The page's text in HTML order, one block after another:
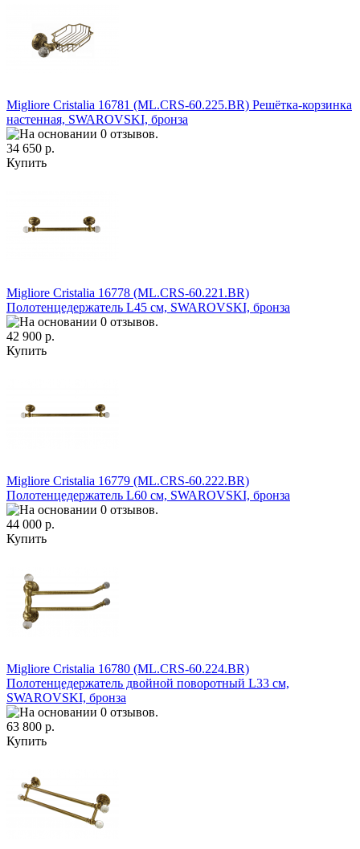
Migliore Cristalia 16781 (ML.CRS-60.225.BR) Решётка-корзинка
настенная, SWAROVSKI, бронза
34 650 р.
Купить
Migliore Cristalia 16778 (ML.CRS-60.221.BR)
Полотенцедержатель L45 см, SWAROVSKI, бронза
42 900 р.
Купить
Migliore Cristalia 16779 (ML.CRS-60.222.BR)
Полотенцедержатель L60 см, SWAROVSKI, бронза
44 000 р.
Купить
Migliore Cristalia 16780 (ML.CRS-60.224.BR)
Полотенцедержатель двойной поворотный L33 см,
SWAROVSKI, бронза
63 800 р.
Купить